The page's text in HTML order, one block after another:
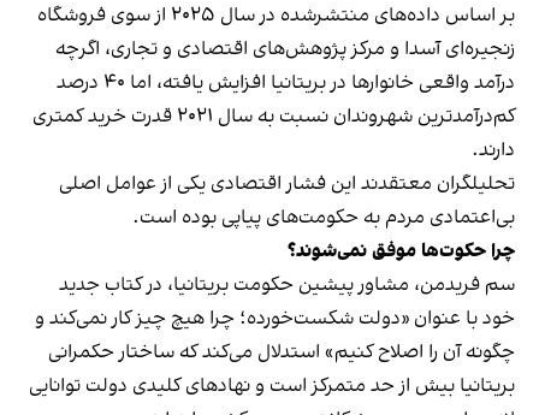
بر اساس داده‌های منتشرشده در سال ۲۰۲۵ از سوی فروشگاه
زنجیره‌ای آسدا و مرکز پژوهش‌های اقتصادی و تجاری، اگرچه
درآمد واقعی خانوارها در بریتانیا افزایش یافته، اما ۴۰ درصد
کم‌درآمدترین شهروندان نسبت به سال ۲۰۲۱ قدرت خرید کمتری
دارند.
تحلیلگران معتقدند این فشار اقتصادی یکی از عوامل اصلی
بی‌اعتمادی مردم به حکومت‌های پیاپی بوده است.
چرا حکوت‌ها موفق نمی‌شوند؟
سم فریدمن، مشاور پیشین حکومت بریتانیا، در کتاب جدید
خود با عنوان «دولت شکست‌خورده؛ چرا هیچ چیز کار نمی‌کند و
چگونه آن را اصلاح کنیم» استدلال می‌کند که ساختار حکمرانی
بریتانیا بیش از حد متمرکز است و نهادهای کلیدی دولت توانایی